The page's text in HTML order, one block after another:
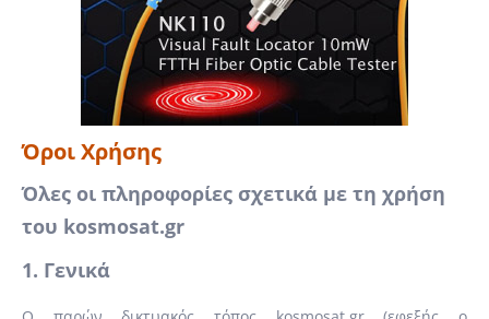
Όροι Χρήσης
Όλες οι πληροφορίες σχετικά με τη χρήση
του kosmosat.gr
1. Γενικά